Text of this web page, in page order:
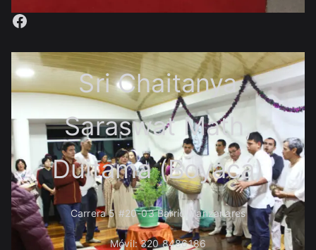
Facebook
Sri Chaitanya
Saraswat Math,
Duitama (Boyacá)
Carrera 5 #20-03 Barrio Manzanares
Móvil: 320 8486186